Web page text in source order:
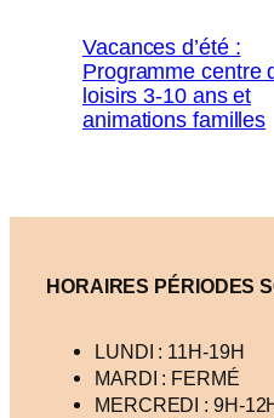
Vacances d’été :
Programme centre
loisirs 3-10 ans et
animations familles
HORAIRES PÉRIODES
LUNDI : 11H-19H
MARDI : FERMÉ
MERCREDI : 9H-